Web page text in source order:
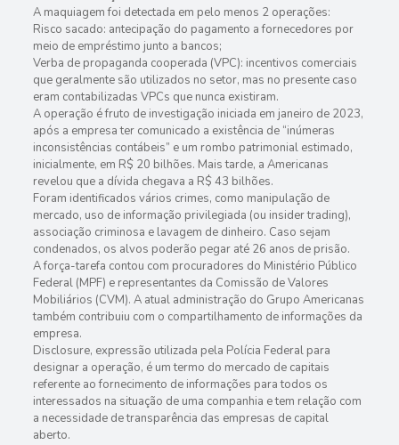
A maquiagem foi detectada em pelo menos 2 operações:
Risco sacado: antecipação do pagamento a fornecedores por
meio de empréstimo junto a bancos;
Verba de propaganda cooperada (VPC): incentivos comerciais
que geralmente são utilizados no setor, mas no presente caso
eram contabilizadas VPCs que nunca existiram.
A operação é fruto de investigação iniciada em janeiro de 2023,
após a empresa ter comunicado a existência de “inúmeras
inconsistências contábeis” e um rombo patrimonial estimado,
inicialmente, em R$ 20 bilhões. Mais tarde, a Americanas
revelou que a dívida chegava a R$ 43 bilhões.
Foram identificados vários crimes, como manipulação de
mercado, uso de informação privilegiada (ou insider trading),
associação criminosa e lavagem de dinheiro. Caso sejam
condenados, os alvos poderão pegar até 26 anos de prisão.
A força-tarefa contou com procuradores do Ministério Público
Federal (MPF) e representantes da Comissão de Valores
Mobiliários (CVM). A atual administração do Grupo Americanas
também contribuiu com o compartilhamento de informações da
empresa.
Disclosure, expressão utilizada pela Polícia Federal para
designar a operação, é um termo do mercado de capitais
referente ao fornecimento de informações para todos os
interessados na situação de uma companhia e tem relação com
a necessidade de transparência das empresas de capital
aberto.